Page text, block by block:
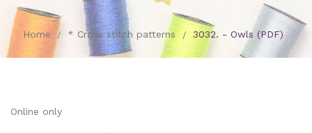
Home * Cross stitch patterns 3032. - Owls (PDF)
Online only